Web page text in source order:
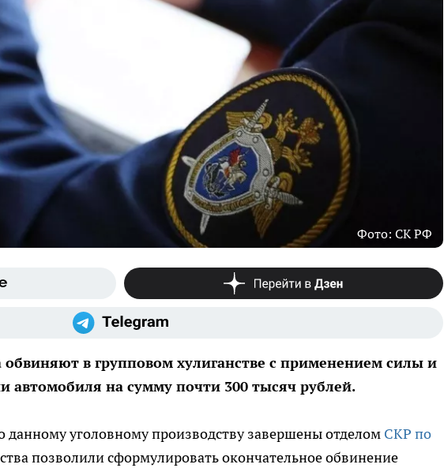
Фото: СК РФ
в групповом хулиганстве с применением силы и
на сумму почти 300 тысяч рублей.
уголовному производству завершены отделом СКР по
позволили сформулировать окончательное обвинение